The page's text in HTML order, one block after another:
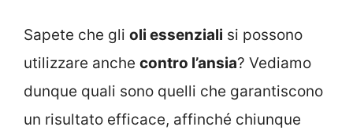
Sapete che gli oli essenziali si possono
utilizzare anche contro l’ansia? Vediamo
dunque quali sono quelli che garantiscono
un risultato efficace, affinché chiunque